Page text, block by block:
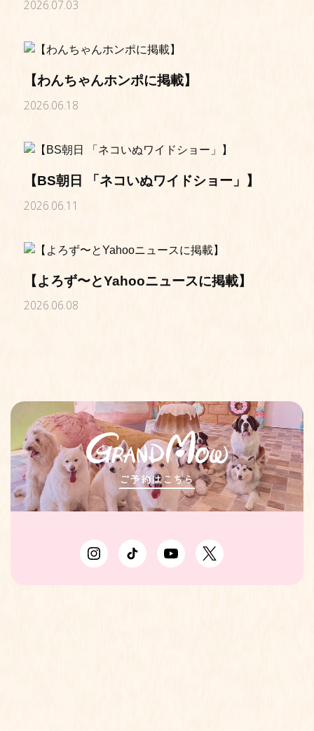
2026.07.03
【わんちゃんホンポに掲載】
2026.06.18
【BS朝日 「ネコいぬワイドショー」】
2026.06.11
【よろず〜とYahooニュースに掲載】
2026.06.08
ご予約はこちら